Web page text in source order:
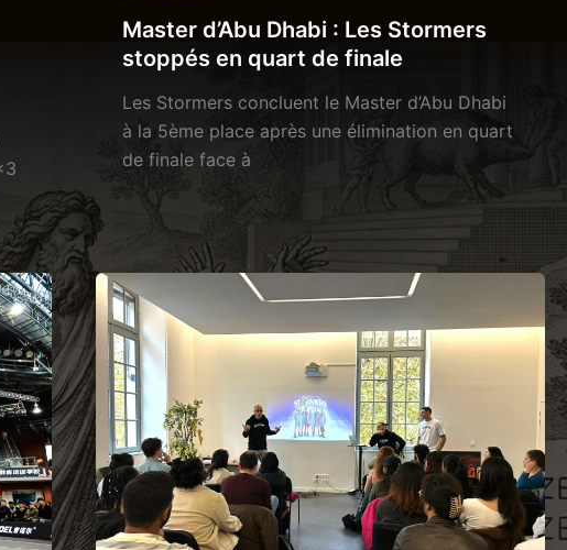
Master d’Abu Dhabi : Les Stormers
stoppés en quart de finale
Les Stormers concluent le Master d’Abu Dhabi
à la 5ème place après une élimination en quart
de finale face à